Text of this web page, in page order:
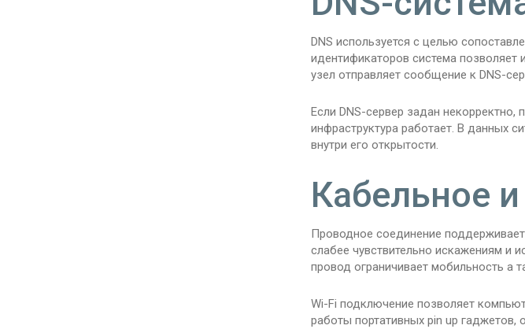
DNS используется с целью
идентификаторов система
узел отправляет сообщение к DNS-
Если DNS-сервер задан
инфраструктура работает. В данных
внутри его открытости.
Кабельное
Проводное соединение
слабее чувствительно искажениям и
провод ограничивает мобильность а
Wi-Fi подключение позволяет
работы портативных pin up гаджетов,